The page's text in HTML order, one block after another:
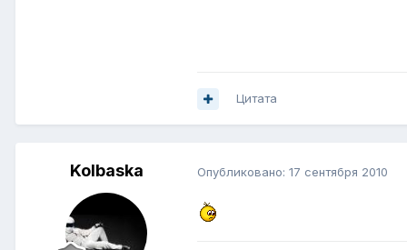
Цитата
Kolbaska Опубликовано: 17 сентября 2010